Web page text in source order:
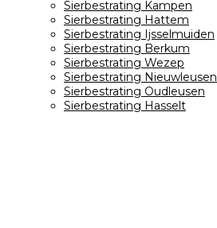
Sierbestrating Kampen
Sierbestrating Hattem
Sierbestrating Ijsselmuiden
Sierbestrating Berkum
Sierbestrating Wezep
Sierbestrating Nieuwleusen
Sierbestrating Oudleusen
Sierbestrating Hasselt